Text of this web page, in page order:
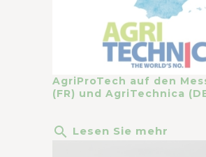
AgriProTech auf den
(FR) und AgriTechnica
search Lesen Sie mehr